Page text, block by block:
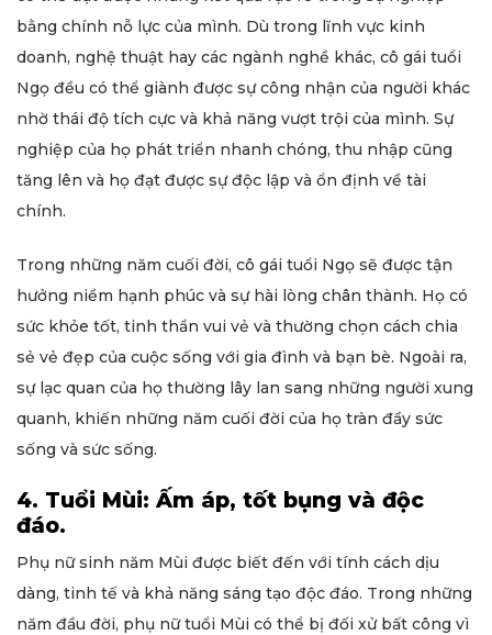
bằng chính nỗ lực của mình. Dù trong lĩnh vực kinh
doanh, nghệ thuật hay các ngành nghề khác, cô gái tuổi
Ngọ đều có thể giành được sự công nhận của người khác
nhờ thái độ tích cực và khả năng vượt trội của mình. Sự
nghiệp của họ phát triển nhanh chóng, thu nhập cũng
tăng lên và họ đạt được sự độc lập và ổn định về tài
chính.
Trong những năm cuối đời, cô gái tuổi Ngọ sẽ được tận
hưởng niềm hạnh phúc và sự hài lòng chân thành. Họ có
sức khỏe tốt, tinh thần vui vẻ và thường chọn cách chia
sẻ vẻ đẹp của cuộc sống với gia đình và bạn bè. Ngoài ra,
sự lạc quan của họ thường lây lan sang những người xung
quanh, khiến những năm cuối đời của họ tràn đầy sức
sống và sức sống.
4. Tuổi Mùi: Ấm áp, tốt bụng và độc
đáo.
Phụ nữ sinh năm Mùi được biết đến với tính cách dịu
dàng, tinh tế và khả năng sáng tạo độc đáo. Trong những
năm đầu đời, phụ nữ tuổi Mùi có thể bị đối xử bất công vì